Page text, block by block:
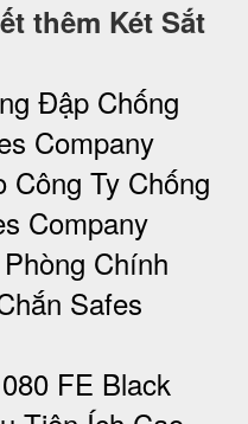
thêm Két Sắt
Đập Chống
Company
Công Ty Chống
Company
Chính
Safes
FE Black